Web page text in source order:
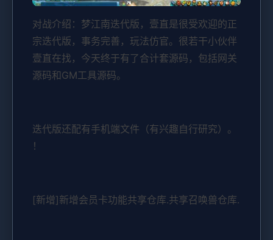
对战介绍：梦江南迭代版，壹直是很受欢迎的正
宗迭代版，事务完善，玩法仿官。很若干小伙伴
壹直在找，今天终于有了合计套源码，包括网关
源码和GM工具源码。
迭代版还配有手机端文件（有兴趣自行研究）。
！
[新增]新增会员卡功能共享仓库.共享召唤兽仓库.